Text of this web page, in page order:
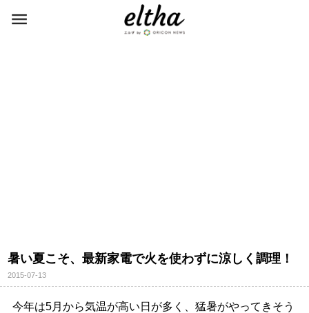
暑い夏こそ、最新家電で火を使わずに涼しく調理！
2015-07-13
今年は5月から気温が高い日が多く、猛暑がやってきそう